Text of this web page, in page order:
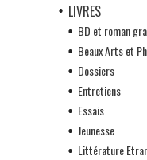
LIVRES
BD et roman
Beaux Arts et
Dossiers
Entretiens
Essais
Jeunesse
Littérature